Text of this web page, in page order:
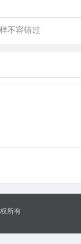
不容错过
所有